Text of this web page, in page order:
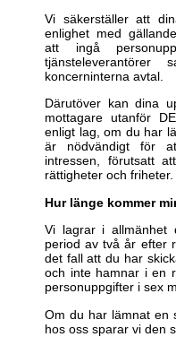
Vi säkerställer att
enlighet med
att ingå
tjänsteleverantörer
koncerninterna avtal.
Därutöver kan dina
mottagare utanför
enligt lag, om du har
är nödvändigt för
intressen, förutsatt
rättigheter och friheter.
Hur länge kommer
Vi lagrar i allmänhet
period av två år efter
det fall att du har
och inte hamnar i en
personuppgifter i sex
Om du har lämnat en
hos oss sparar vi den